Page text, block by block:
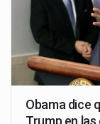
Obama dice
Trump en